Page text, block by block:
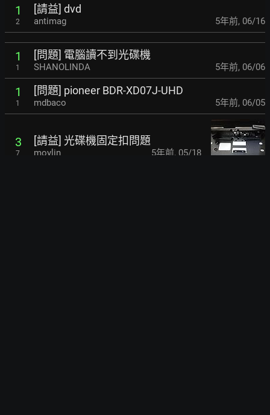
1
2
[請益] dvd
antimag 5年前, 06/16
1
1
[問題] 電腦讀不到光碟機
SHANOLINDA 5年前, 06/06
1
1
[問題] pioneer BDR-XD07J-UHD
mdbaco 5年前, 06/05
3
7
[請益] 光碟機固定扣問題
moylin 5年前, 05/18